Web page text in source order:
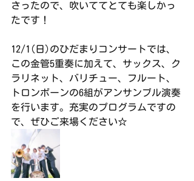
さったので、吹いててとても楽しかっ
たです！
12/1(日)のひだまりコンサートでは、
この金管5重奏に加えて、サックス、ク
ラリネット、バリチュー、フルート、
トロンボーンの6組がアンサンブル演奏
を行います。充実のプログラムですの
で、ぜひご来場ください☆